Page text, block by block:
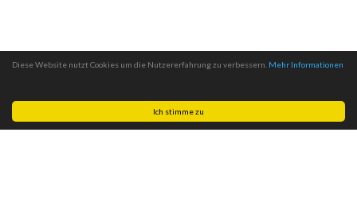
Ich stimme zu
Diese Website nutzt Cookies um die Nutzererfahrung zu verbessern. Mehr Informationen